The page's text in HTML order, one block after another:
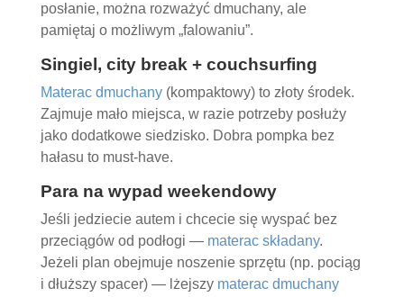
posłanie, można rozważyć dmuchany, ale
pamiętaj o możliwym „falowaniu”.
Singiel, city break + couchsurfing
Materac dmuchany(kompaktowy) to złoty środek.
Zajmuje mało miejsca, w razie potrzeby posłuży
jako dodatkowe siedzisko. Dobra pompka bez
hałasu to must-have.
Para na wypad weekendowy
Jeśli jedziecie autem i chcecie się wyspać bez
przeciągów od podłogi — materac składany.
Jeżeli plan obejmuje noszenie sprzętu (np. pociąg
i dłuższy spacer) — lżejszy materac dmuchany